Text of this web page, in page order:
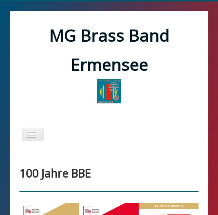
MG Brass Band
Ermensee
Toggle
100 Jahre
News
Verein
100 Jahre BBE